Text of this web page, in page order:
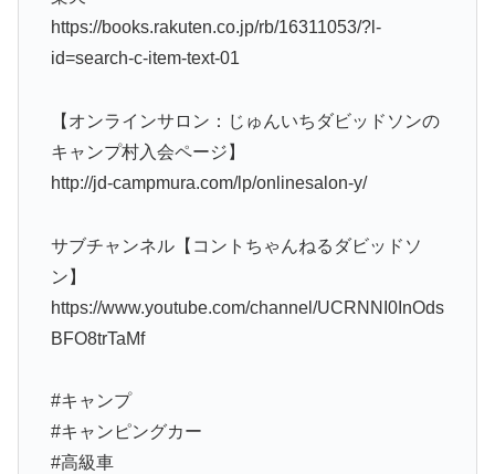
https://books.rakuten.co.jp/rb/16311053/?l-
id=search-c-item-text-01
【オンラインサロン：じゅんいちダビッドソンの
キャンプ村入会ページ】
http://jd-campmura.com/lp/onlinesalon-y/
サブチャンネル【コントちゃんねるダビッドソ
ン】
https://www.youtube.com/channel/UCRNNI0InOds
BFO8trTaMf
#キャンプ
#キャンピングカー
#高級車